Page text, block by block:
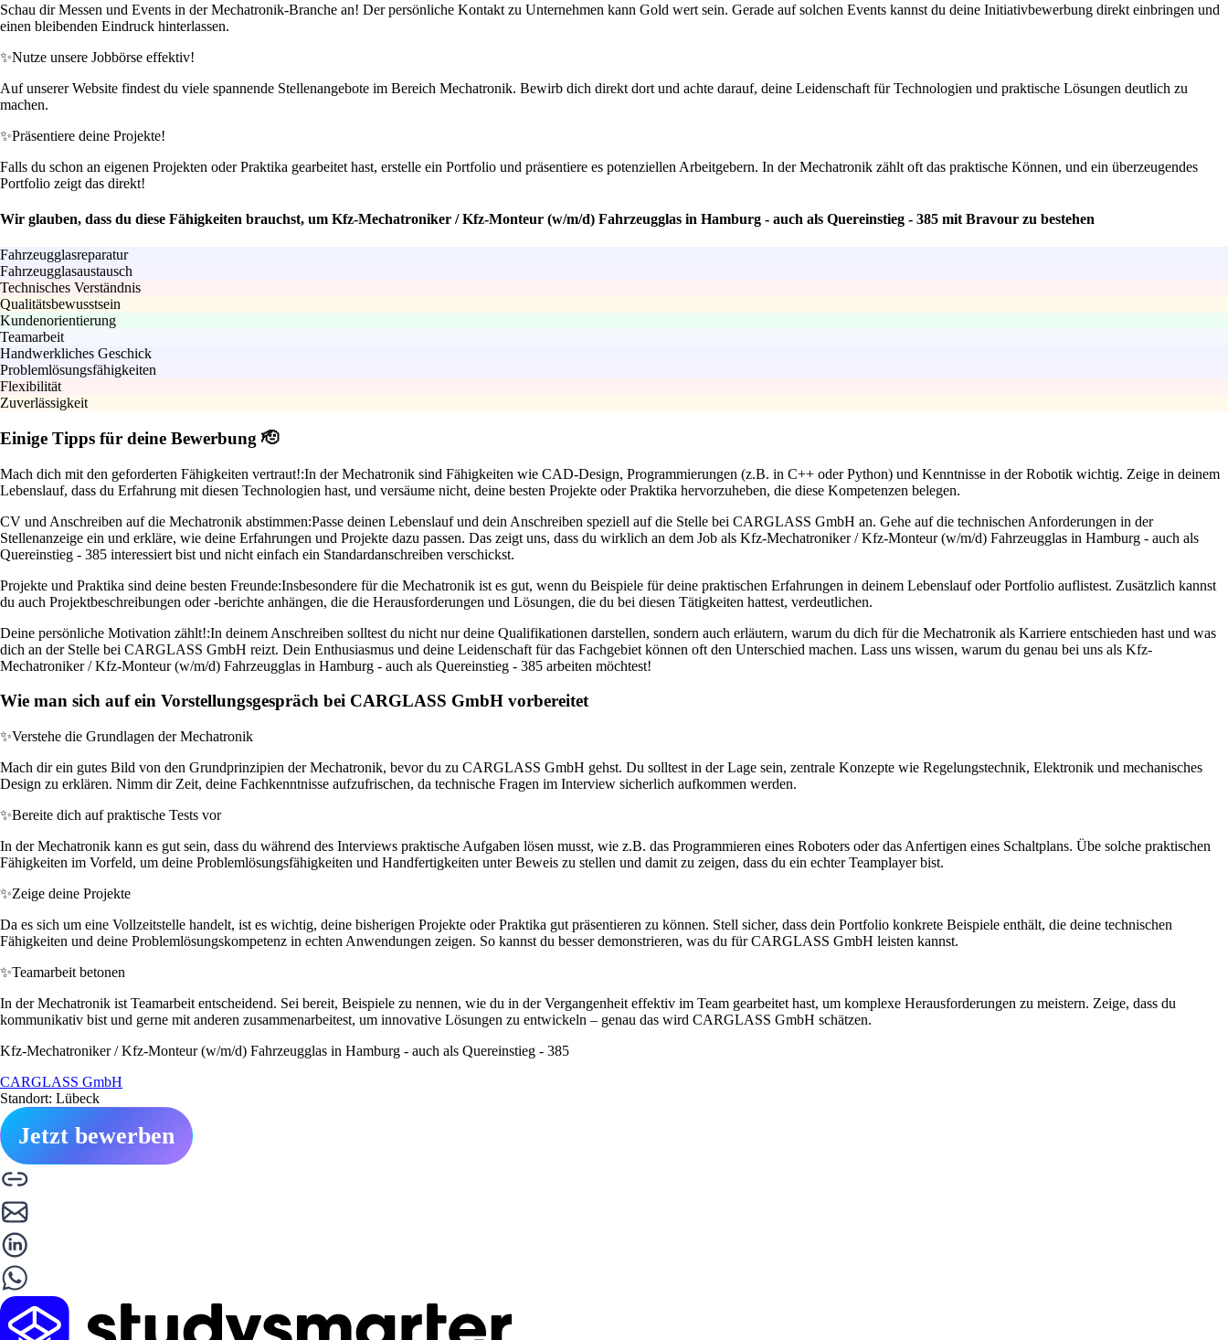
Schau dir Messen und Events in der Mechatronik-Branche an! Der persönliche Kontakt zu Unternehmen kann Gold wert sein. Gerade auf solchen Events kannst du deine Initiativbewerbung direkt einbringen und
einen bleibenden Eindruck hinterlassen.
✨Nutze unsere Jobbörse effektiv!
Auf unserer Website findest du viele spannende Stellenangebote im Bereich Mechatronik. Bewirb dich direkt dort und achte darauf, deine Leidenschaft für Technologien und praktische Lösungen deutlich zu
machen.
✨Präsentiere deine Projekte!
Falls du schon an eigenen Projekten oder Praktika gearbeitet hast, erstelle ein Portfolio und präsentiere es potenziellen Arbeitgebern. In der Mechatronik zählt oft das praktische Können, und ein überzeugendes
Portfolio zeigt das direkt!
Wir glauben, dass du diese Fähigkeiten brauchst, um Kfz-Mechatroniker / Kfz-Monteur (w/m/d) Fahrzeugglas in Hamburg - auch als Quereinstieg - 385 mit Bravour zu bestehen
Fahrzeugglasreparatur
Fahrzeugglasaustausch
Technisches Verständnis
Qualitätsbewusstsein
Kundenorientierung
Teamarbeit
Handwerkliches Geschick
Problemlösungsfähigkeiten
Flexibilität
Zuverlässigkeit
Einige Tipps für deine Bewerbung 🫡
Mach dich mit den geforderten Fähigkeiten vertraut!:In der Mechatronik sind Fähigkeiten wie CAD-Design, Programmierungen (z.B. in C++ oder Python) und Kenntnisse in der Robotik wichtig. Zeige in deinem
Lebenslauf, dass du Erfahrung mit diesen Technologien hast, und versäume nicht, deine besten Projekte oder Praktika hervorzuheben, die diese Kompetenzen belegen.
CV und Anschreiben auf die Mechatronik abstimmen:Passe deinen Lebenslauf und dein Anschreiben speziell auf die Stelle bei CARGLASS GmbH an. Gehe auf die technischen Anforderungen in der
Stellenanzeige ein und erkläre, wie deine Erfahrungen und Projekte dazu passen. Das zeigt uns, dass du wirklich an dem Job als Kfz-Mechatroniker / Kfz-Monteur (w/m/d) Fahrzeugglas in Hamburg - auch als
Quereinstieg - 385 interessiert bist und nicht einfach ein Standardanschreiben verschickst.
Projekte und Praktika sind deine besten Freunde:Insbesondere für die Mechatronik ist es gut, wenn du Beispiele für deine praktischen Erfahrungen in deinem Lebenslauf oder Portfolio auflistest. Zusätzlich kannst
du auch Projektbeschreibungen oder -berichte anhängen, die die Herausforderungen und Lösungen, die du bei diesen Tätigkeiten hattest, verdeutlichen.
Deine persönliche Motivation zählt!:In deinem Anschreiben solltest du nicht nur deine Qualifikationen darstellen, sondern auch erläutern, warum du dich für die Mechatronik als Karriere entschieden hast und was
dich an der Stelle bei CARGLASS GmbH reizt. Dein Enthusiasmus und deine Leidenschaft für das Fachgebiet können oft den Unterschied machen. Lass uns wissen, warum du genau bei uns als Kfz-
Mechatroniker / Kfz-Monteur (w/m/d) Fahrzeugglas in Hamburg - auch als Quereinstieg - 385 arbeiten möchtest!
Wie man sich auf ein Vorstellungsgespräch bei CARGLASS GmbH vorbereitet
✨Verstehe die Grundlagen der Mechatronik
Mach dir ein gutes Bild von den Grundprinzipien der Mechatronik, bevor du zu CARGLASS GmbH gehst. Du solltest in der Lage sein, zentrale Konzepte wie Regelungstechnik, Elektronik und mechanisches
Design zu erklären. Nimm dir Zeit, deine Fachkenntnisse aufzufrischen, da technische Fragen im Interview sicherlich aufkommen werden.
✨Bereite dich auf praktische Tests vor
In der Mechatronik kann es gut sein, dass du während des Interviews praktische Aufgaben lösen musst, wie z.B. das Programmieren eines Roboters oder das Anfertigen eines Schaltplans. Übe solche praktischen
Fähigkeiten im Vorfeld, um deine Problemlösungsfähigkeiten und Handfertigkeiten unter Beweis zu stellen und damit zu zeigen, dass du ein echter Teamplayer bist.
✨Zeige deine Projekte
Da es sich um eine Vollzeitstelle handelt, ist es wichtig, deine bisherigen Projekte oder Praktika gut präsentieren zu können. Stell sicher, dass dein Portfolio konkrete Beispiele enthält, die deine technischen
Fähigkeiten und deine Problemlösungskompetenz in echten Anwendungen zeigen. So kannst du besser demonstrieren, was du für CARGLASS GmbH leisten kannst.
✨Teamarbeit betonen
In der Mechatronik ist Teamarbeit entscheidend. Sei bereit, Beispiele zu nennen, wie du in der Vergangenheit effektiv im Team gearbeitet hast, um komplexe Herausforderungen zu meistern. Zeige, dass du
kommunikativ bist und gerne mit anderen zusammenarbeitest, um innovative Lösungen zu entwickeln – genau das wird CARGLASS GmbH schätzen.
Kfz-Mechatroniker / Kfz-Monteur (w/m/d) Fahrzeugglas in Hamburg - auch als Quereinstieg - 385
CARGLASS GmbH
Standort: Lübeck
Jetzt bewerben